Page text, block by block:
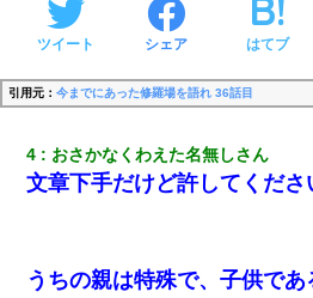
ツイート シェア はてブ
引用元： 今までにあった修羅場を語れ 36話目
4 おさかなくわえた名無しさん
文章下手だけど許してくださ
うちの親は特殊で、子供で